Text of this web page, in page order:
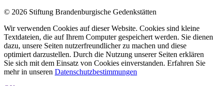
© 2026 Stiftung Brandenburgische Gedenkstätten
Wir verwenden Cookies auf dieser Website. Cookies sind kleine
Textdateien, die auf Ihrem Computer gespeichert werden. Sie dienen
dazu, unsere Seiten nutzerfreundlicher zu machen und diese
optimiert darzustellen. Durch die Nutzung unserer Seiten erklären
Sie sich mit dem Einsatz von Cookies einverstanden. Erfahren Sie
mehr in unseren Datenschutzbestimmungen